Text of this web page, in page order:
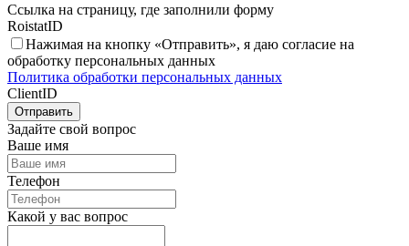
Ссылка на страницу, где заполнили форму
RoistatID
Нажимая на кнопку «Отправить», я даю согласие на
обработку персональных данных
Политика обработки персональных данных
ClientID
Отправить
Задайте свой вопрос
Ваше имя
Телефон
Какой у вас вопрос